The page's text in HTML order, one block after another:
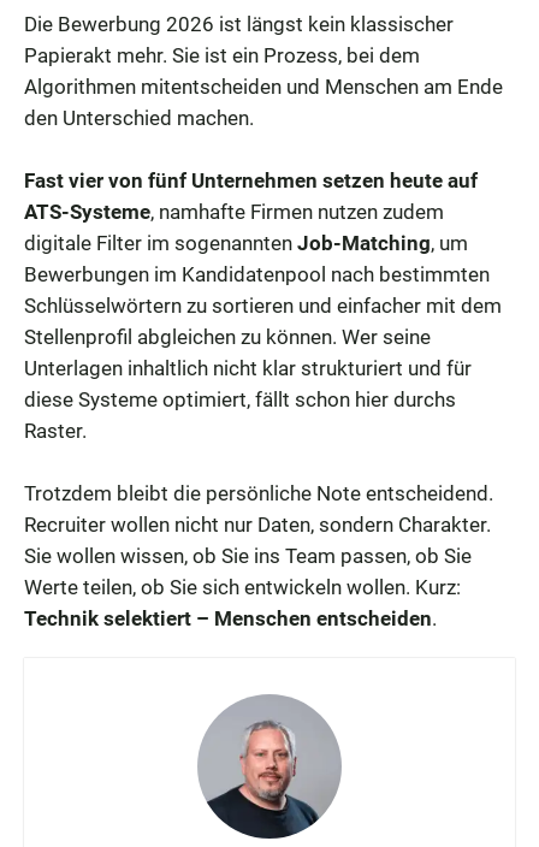
Die Bewerbung 2026 ist längst kein klassischer
Papierakt mehr. Sie ist ein Prozess, bei dem
Algorithmen mitentscheiden und Menschen am Ende
den Unterschied machen.
Fast vier von fünf Unternehmen setzen heute auf
ATS-Systeme, namhafte Firmen nutzen zudem
digitale Filter im sogenannten Job-Matching, um
Bewerbungen im Kandidatenpool nach bestimmten
Schlüsselwörtern zu sortieren und einfacher mit dem
Stellenprofil abgleichen zu können. Wer seine
Unterlagen inhaltlich nicht klar strukturiert und für
diese Systeme optimiert, fällt schon hier durchs
Raster.
Trotzdem bleibt die persönliche Note entscheidend.
Recruiter wollen nicht nur Daten, sondern Charakter.
Sie wollen wissen, ob Sie ins Team passen, ob Sie
Werte teilen, ob Sie sich entwickeln wollen. Kurz:
Technik selektiert – Menschen entscheiden.